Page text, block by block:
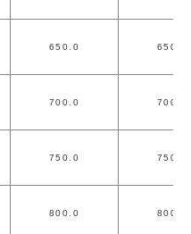
650.0 650.0
700.0 700.0
750.0 750.0
800.0 800.0